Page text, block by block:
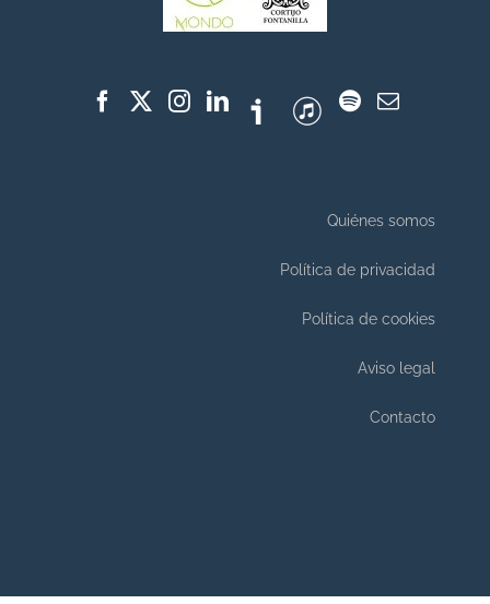
Quiénes somos
Política de privacidad
Política de cookies
Aviso legal
Contacto